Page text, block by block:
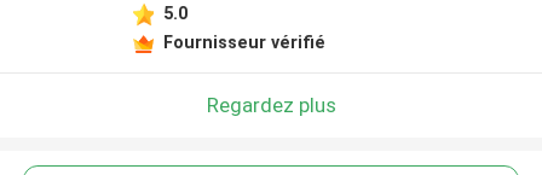
5.0
Fournisseur vérifié
Regardez plus